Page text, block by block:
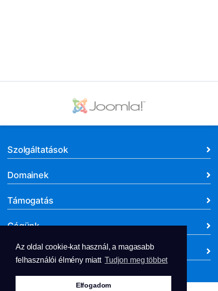
Az oldal cookie-kat használ, a magasabb
felhasználói élmény miatt Tudjon meg többet
Elfogadom
Szolgáltatások
Domainek
Támogatás
Cégünk
Dokumentumok